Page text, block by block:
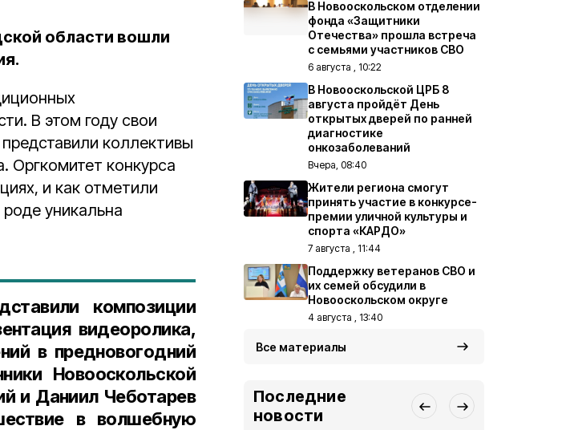
области вошли
В этом году свои
коллективы
Оргкомитет конкурса
и как отметили
уникальна
композиции
видеоролика,
в предновогодний
Новооскольской
и Даниил Чеботарев
в волшебную
В Новооскольском отделении
фонда «Защитники
Отечества» прошла встреча
с семьями участников СВО
6 августа , 10:22
В Новооскольской ЦРБ 8
августа пройдёт День
открытых дверей по ранней
диагностике
онкозаболеваний
Вчера, 08:40
Жители региона смогут
принять участие в конкурсе-
премии уличной культуры и
спорта «КАРДО»
7 августа , 11:44
Поддержку ветеранов СВО и
их семей обсудили в
Новооскольском округе
4 августа , 13:40
Все материалы
Последние
новости